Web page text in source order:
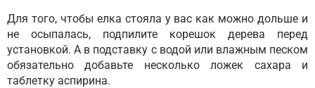
Для того, чтобы елка стояла у вас как можно дольше и
не осыпалась, подпилите корешок дерева перед
установкой. A в подставку с водой или влажным песком
обязательно добавьте несколько ложек сахара и
таблетку аспирина.